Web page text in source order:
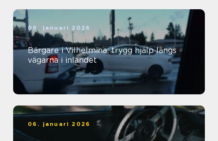
09. januari 2026
Bärgare i Vilhelmina: trygg hjälp längs
vägarna i inlandet
06. januari 2026